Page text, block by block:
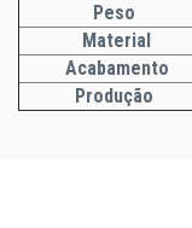
Peso
Material
Acabamento
Produção